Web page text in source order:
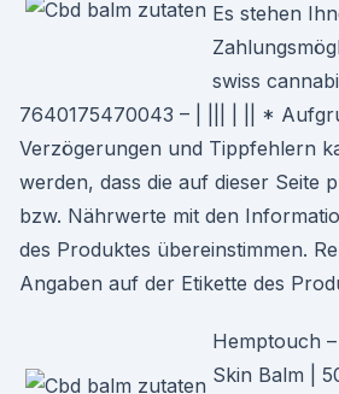
Es stehen
swiss
7640175470043 – | ||| | || *
Verzögerungen und Tippfehlern
werden, dass die auf dieser Seite
bzw. Nährwerte mit den
des Produktes übereinstimmen.
Angaben auf der Etikette des
Hemptouch
Skin Balm |